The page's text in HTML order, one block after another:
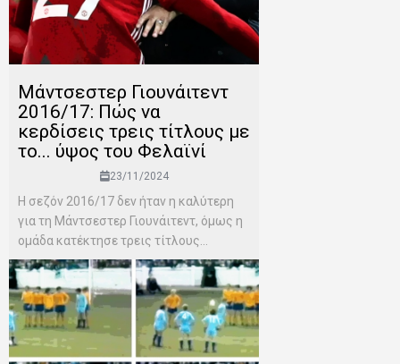
Μάντσεστερ Γιουνάιτεντ
2016/17: Πώς να
κερδίσεις τρεις τίτλους με
το... ύψος του Φελαϊνί
23/11/2024
Η σεζόν 2016/17 δεν ήταν η καλύτερη
για τη Μάντσεστερ Γιουνάιτεντ, όμως η
ομάδα κατέκτησε τρεις τίτλους...